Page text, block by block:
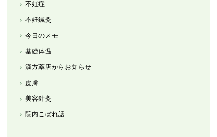
不妊症
不妊鍼灸
今日のメモ
基礎体温
漢方薬店からお知らせ
皮膚
美容針灸
院内こぼれ話